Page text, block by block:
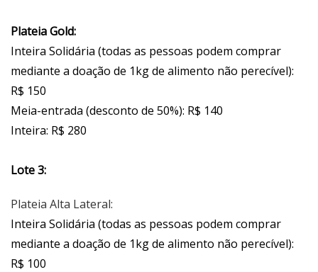
Plateia Gold:
Inteira Solidária (todas as pessoas podem comprar
mediante a doação de 1kg de alimento não perecível):
R$ 150
Meia-entrada (desconto de 50%): R$ 140
Inteira: R$ 280
Lote 3:
Plateia Alta Lateral:
Inteira Solidária (todas as pessoas podem comprar
mediante a doação de 1kg de alimento não perecível):
R$ 100